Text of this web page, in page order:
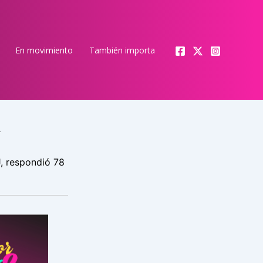
En movimiento También importa
respondió 78